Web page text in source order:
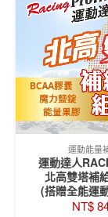
運動能量
運動達人
北高雙塔補
(搭贈全能運
NT$